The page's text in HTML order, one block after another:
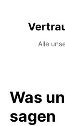
Alle
Was
sagen